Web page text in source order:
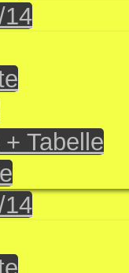
Tabelle
14